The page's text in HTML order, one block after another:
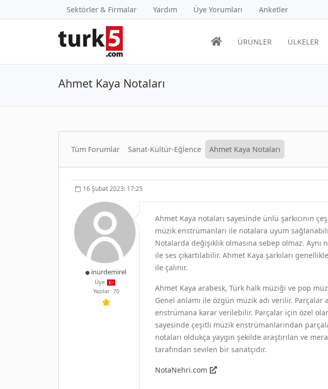
Sektörler & Firmalar Yardım Üye Yorumları Anketler
ÜRÜNLER ÜLKELER
Ahmet Kaya Notaları
Tüm Forumlar Sanat-Kültür-Eğlence Ahmet Kaya Notaları
16 Şubat 2023: 17:25
inurdemirel
Üye
Yazılar: 70
Ahmet Kaya notaları sayesinde ünlü şarkıcının
müzik enstrümanları ile notalara uyum
Notalarda değişiklik olmasına sebep olmaz.
ile ses çıkartılabilir. Ahmet Kaya şarkıları
ile çalınır.
Ahmet Kaya arabesk, Türk halk müziği ve pop
Genel anlamı ile özgün müzik adı verilir. Parçalar
enstrümana karar verilebilir. Parçalar için özel
sayesinde çeşitli müzik enstrümanlarından
notaları oldukça yaygın şekilde araştırılan ve
tarafından sevilen bir sanatçıdır.
NotaNehri.com